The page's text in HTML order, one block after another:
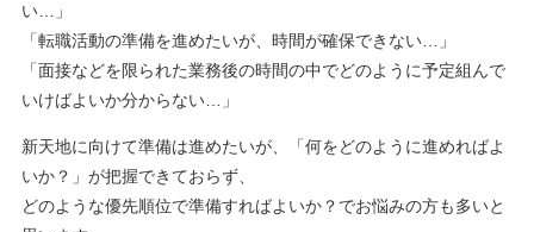
い…」
「転職活動の準備を進めたいが、時間が確保できない…」
「面接などを限られた業務後の時間の中でどのように予定組んで
いけばよいか分からない…」
新天地に向けて準備は進めたいが、「何をどのように進めればよ
いか？」が把握できておらず、
どのような優先順位で準備すればよいか？でお悩みの方も多いと